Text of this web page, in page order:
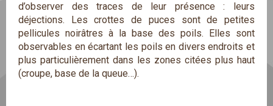
d’observer des traces de leur présence : leurs
déjections. Les crottes de puces sont de petites
pellicules noirâtres à la base des poils. Elles sont
observables en écartant les poils en divers endroits et
plus particulièrement dans les zones citées plus haut
(croupe, base de la queue…).